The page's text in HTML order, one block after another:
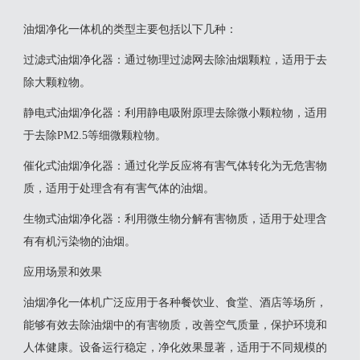
油烟净化一体机的类型主要包括以下几种：
‌过滤式油烟净化器‌：通过物理过滤网去除油烟颗粒，适用于去
除大颗粒物。
‌静电式油烟净化器‌：利用静电吸附原理去除微小颗粒物，适用
于去除PM2.5等细微颗粒物。
‌催化式油烟净化器‌：通过化学反应将有害气体转化为无危害物
质，适用于处理含有有害气体的油烟。
‌生物式油烟净化器‌：利用微生物分解有害物质，适用于处理含
有有机污染物的油烟‌。
应用场景和效果
油烟净化一体机广泛应用于各种餐饮业、食堂、酒店等场所，
能够有效去除油烟中的有害物质，改善空气质量，保护环境和
人体健康。设备运行稳定，净化效果显著，适用于不同规模的